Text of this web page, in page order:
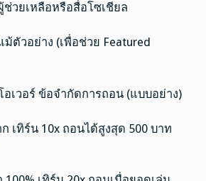
วยเหลือหรือสื่อโซเชียล
ม้ตัวอย่าง (เพื่อช่วย Featured
เวอร์ ข้อจำกัดการถอน (แบบอย่าง)
เทิร์น 10x ถอนได้สูงสุด 500 บาท